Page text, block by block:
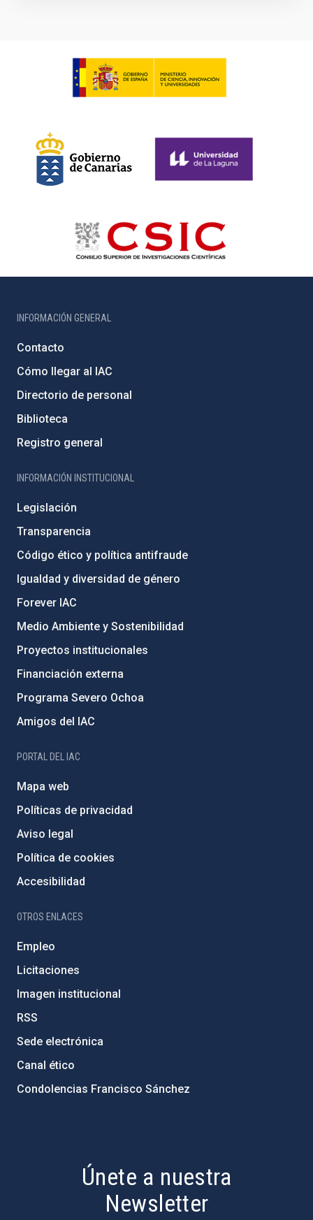
INFORMACIÓN GENERAL
Contacto
Cómo llegar al IAC
Directorio de personal
Biblioteca
Registro general
INFORMACIÓN INSTITUCIONAL
Legislación
Transparencia
Código ético y política antifraude
Igualdad y diversidad de género
Forever IAC
Medio Ambiente y Sostenibilidad
Proyectos institucionales
Financiación externa
Programa Severo Ochoa
Amigos del IAC
PORTAL DEL IAC
Mapa web
Políticas de privacidad
Aviso legal
Política de cookies
Accesibilidad
OTROS ENLACES
Empleo
Licitaciones
Imagen institucional
RSS
Sede electrónica
Canal ético
Condolencias Francisco Sánchez
Únete a nuestra
Newsletter